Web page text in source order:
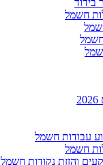
בידוד
חשמל
עבודות חשמל
חשמל
והזזת נקודות חשמל